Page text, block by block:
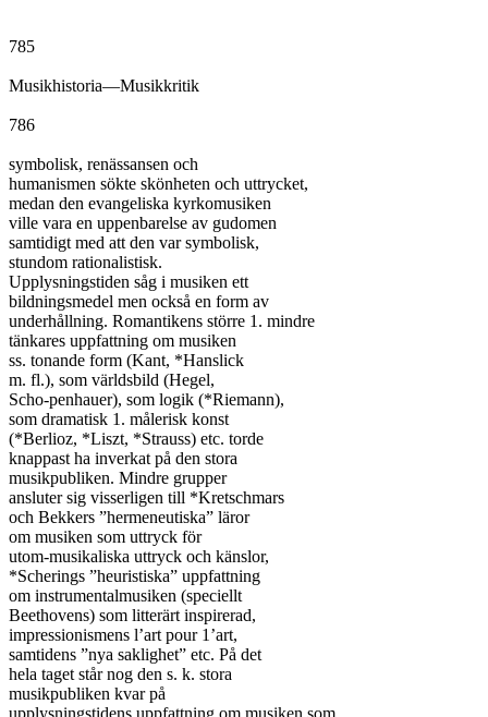
785
Musikhistoria—Musikkritik
786
symbolisk, renässansen och
humanismen sökte skönheten och uttrycket,
medan den evangeliska kyrkomusiken
ville vara en uppenbarelse av gudomen
samtidigt med att den var symbolisk,
stundom rationalistisk.
Upplysningstiden såg i musiken ett
bildningsmedel men också en form av
underhållning. Romantikens större 1. mindre
tänkares uppfattning om musiken
ss. tonande form (Kant, *Hanslick
m. fl.), som världsbild (Hegel,
Scho-penhauer), som logik (*Riemann),
som dramatisk 1. målerisk konst
(*Berlioz, *Liszt, *Strauss) etc. torde
knappast ha inverkat på den stora
musikpubliken. Mindre grupper
ansluter sig visserligen till *Kretschmars
och Bekkers ”hermeneutiska” läror
om musiken som uttryck för
utom-musikaliska uttryck och känslor,
*Scherings ”heuristiska” uppfattning
om instrumentalmusiken (speciellt
Beethovens) som litterärt inspirerad,
impressionismens l’art pour 1’art,
samtidens ”nya saklighet” etc. På det
hela taget står nog den s. k. stora
musikpubliken kvar på
upplysningstidens uppfattning om musiken som